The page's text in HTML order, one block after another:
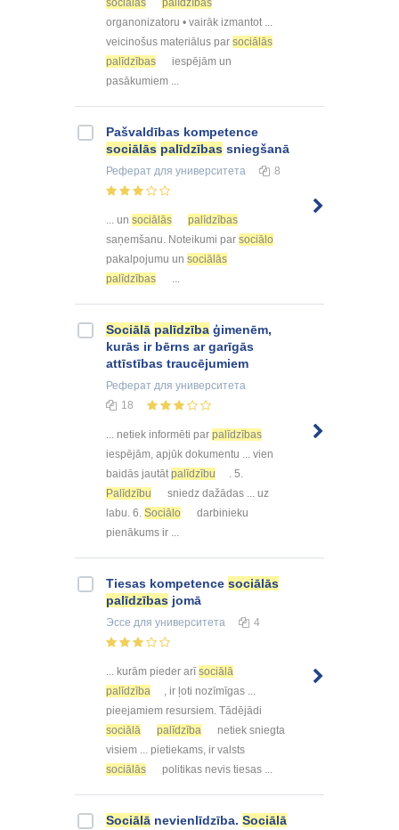
sociālās
palīdzības
organonizatoru • vairāk izmantot ...
veicinošus materiālus par sociālās
palīdzības
iespējām un
pasākumiem ...
Pašvaldības kompetence
sociālās palīdzības sniegšanā
Реферат для университета 8
... un sociālās
palīdzības
saņemšanu. Noteikumi par sociālo
pakalpojumu un sociālās
palīdzības
...
Sociālā palīdzība ģimenēm,
kurās ir bērns ar garīgās
attīstības traucējumiem
Реферат для университета
18
... netiek informēti par palīdzības
iespējām, apjūk dokumentu ... vien
baidās jautāt palīdzību
. 5.
Palīdzību
sniedz dažādas ... uz
labu. 6. Sociālo
darbinieku
pienākums ir ...
Tiesas kompetence sociālās
palīdzības jomā
Эссе для университета 4
... kurām pieder arīsociālā
palīdzība
, ir ļoti nozīmīgas ...
pieejamiem resursiem. Tādējādi
sociālā
palīdzība
netiek sniegta
visiem ... pietiekams, ir valsts
sociālās
politikas nevis tiesas ...
Sociālā nevienlīdzība. Sociālā